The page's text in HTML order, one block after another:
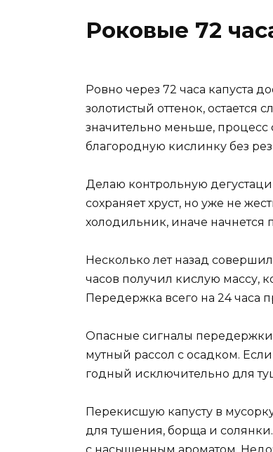
Роковые 72
Ровно через 72 часа капуста
золотистый оттенок, остается
значительно меньше, процесс
благородную кислинку без
Делаю контрольную
сохраняет хруст, но уже не
холодильник, иначе начнется
Несколько лет назад
часов получил кислую массу,
Передержка всего на 24 часа
Опасные сигналы передержки:
мутный рассол с осадком.
годный исключительно для
Перекисшую капусту в
для тушения, борща и